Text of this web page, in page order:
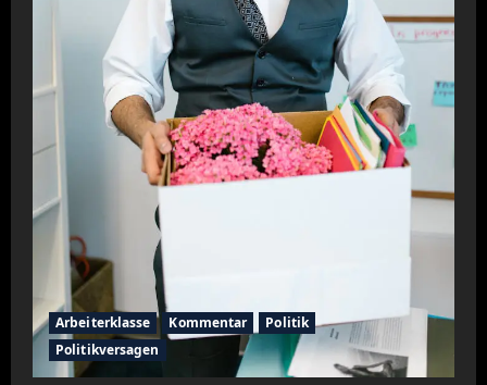
Arbeiterklasse Kommentar
Politik
Politikversagen